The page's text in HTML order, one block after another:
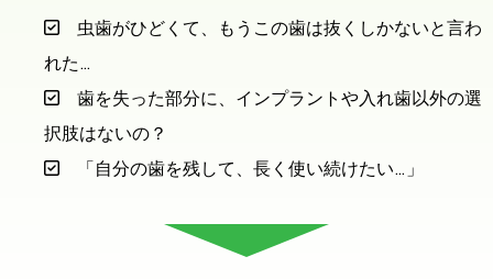
虫歯がひどくて、もうこの歯は抜くしかないと言わ
れた…
歯を失った部分に、インプラントや入れ歯以外の選
択肢はないの？
「自分の歯を残して、長く使い続けたい…」